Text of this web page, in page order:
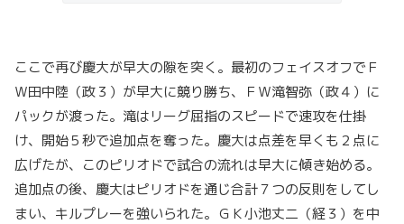
ここで再び慶大が早大の隙を突く。最初のフェイスオフでＦ
Ｗ田中陸（政３）が早大に競り勝ち、ＦＷ滝智弥（政４）に
パックが渡った。滝はリーグ屈指のスピードで速攻を仕掛
け、開始５秒で追加点を奪った。慶大は点差を早くも２点に
広げたが、このピリオドで試合の流れは早大に傾き始める。
追加点の後、慶大はピリオドを通じ合計７つの反則をしてし
まい、キルプレーを強いられた。ＧＫ小池丈二（経３）を中